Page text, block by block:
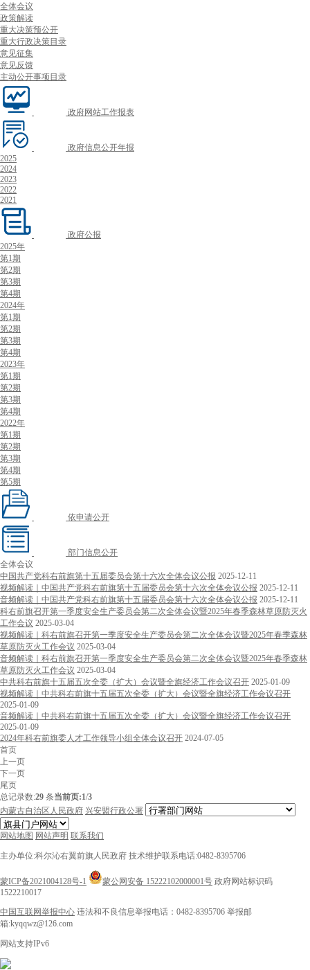
全体会议
政策解读
重大决策预公开
重大行政决策目录
意见征集
意见反馈
主动公开事项目录
政府网站工作报表
政府信息公开年报
2025
2024
2023
2022
2021
政府公报
2025年
第1期
第2期
第3期
第4期
2024年
第1期
第2期
第3期
第4期
2023年
第1期
第2期
第3期
第4期
2022年
第1期
第2期
第3期
第4期
第5期
依申请公开
部门信息公开
全体会议
中国共产党科右前旗第十五届委员会第十六次全体会议公报 2025-12-11
视频解读｜中国共产党科右前旗第十五届委员会第十六次全体会议公报 2025-12-11
音频解读｜中国共产党科右前旗第十五届委员会第十六次全体会议公报 2025-12-11
科右前旗召开第一季度安全生产委员会第二次全体会议暨2025年春季森林草原防灭火
工作会议 2025-03-04
视频解读｜科右前旗召开第一季度安全生产委员会第二次全体会议暨2025年春季森林
草原防灭火工作会议 2025-03-04
音频解读｜科右前旗召开第一季度安全生产委员会第二次全体会议暨2025年春季森林
草原防灭火工作会议 2025-03-04
中共科右前旗十五届五次全委（扩大）会议暨全旗经济工作会议召开 2025-01-09
视频解读｜中共科右前旗十五届五次全委（扩大）会议暨全旗经济工作会议召开
2025-01-09
音频解读｜中共科右前旗十五届五次全委（扩大）会议暨全旗经济工作会议召开
2025-01-09
2024年科右前旗委人才工作领导小组全体会议召开 2024-07-05
首页
上一页
下一页
尾页
总记录数:29 条当前页:1/3
内蒙古自治区人民政府 兴安盟行政公署
网站地图 网站声明 联系我们
主办单位:科尔沁右翼前旗人民政府 技术维护联系电话:0482-8395706
蒙ICP备2021004128号-1 蒙公网安备 15222102000001号 政府网站标识码
1522210017
中国互联网举报中心 违法和不良信息举报电话：0482-8395706 举报邮
箱:kyqqwz@126.com
网站支持IPv6